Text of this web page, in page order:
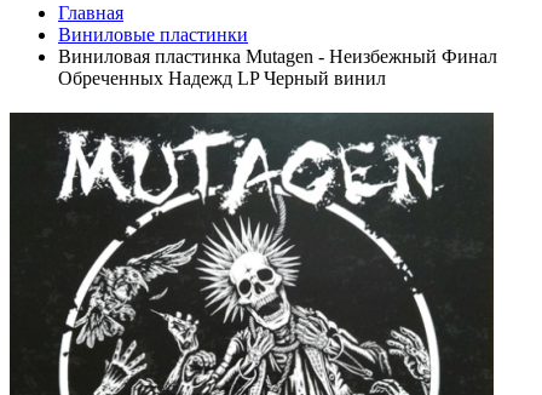
Главная
Виниловые пластинки
Виниловая пластинка Mutagen - Неизбежный Финал
Обреченных Надежд LP Черный винил